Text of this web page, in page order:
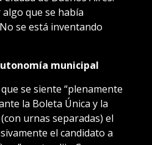
que se había
se está inventando
municipal
se siente “plenamente
la Boleta Única y la
urnas separadas) el
el candidato a